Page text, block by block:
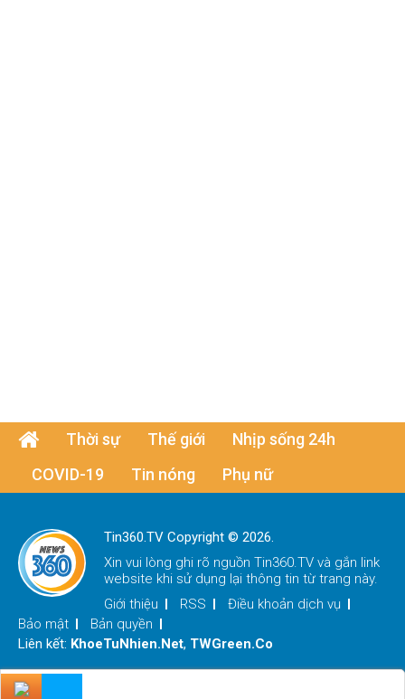
Thời sự Thế giới
Nhịp sống 24h
COVID-19
Tin nóng Phụ nữ
Tin360.TV Copyright © 2026.
Xin vui lòng ghi rõ nguồn Tin360.TV và gắn link
website khi sử dụng lại thông tin từ trang này.
Giới thiệu
RSS
Điều khoản dịch vụ
Bảo mật
Bản quyền
Liên kết: KhoeTuNhien.Net, TWGreen.Co
x